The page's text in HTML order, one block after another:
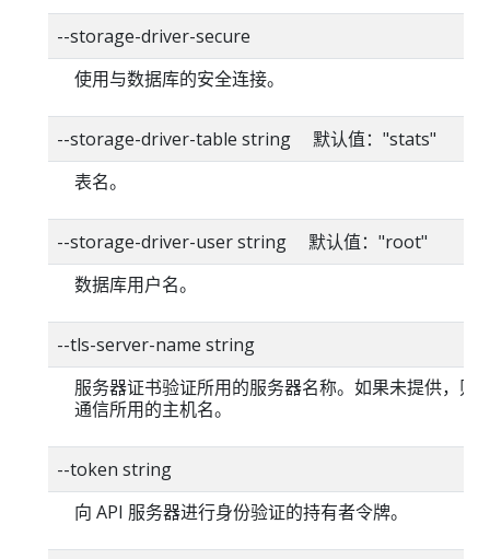
--storage-driver-secure
使用与数据库的安全连接。
--storage-driver-table string 默认值："stats"
表名。
--storage-driver-user string 默认值："root"
数据库用户名。
--tls-server-name string
服务器证书验证所用的服务器名称。如果未提供，则
通信所用的主机名。
--token string
向 API 服务器进行身份验证的持有者令牌。